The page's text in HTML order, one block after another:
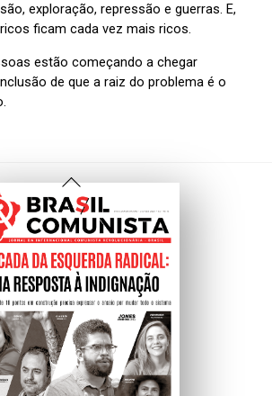
Voltar
Ao
Topo